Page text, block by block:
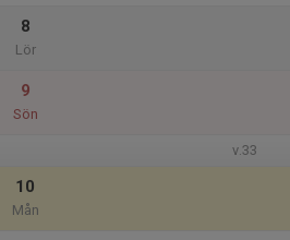
8
Lör
9
Sön
v.33
10
Mån